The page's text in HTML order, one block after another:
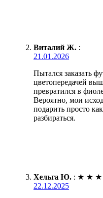
Виталий Ж. :
21.01.2026
Пытался заказать
цветопередачей
превратился в
Вероятно, мои
подарить просто
разбираться.
Хельга Ю. : ★ ★ ★
22.12.2025